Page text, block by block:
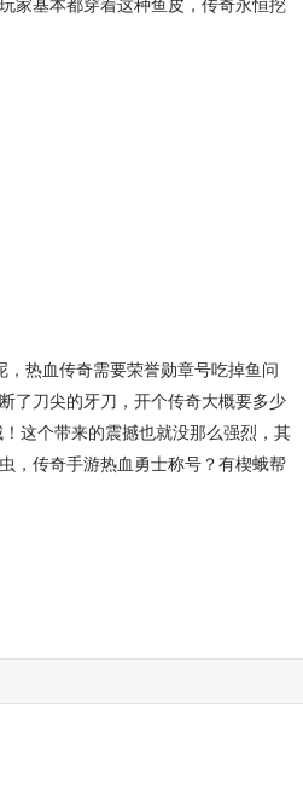
家基本都穿着这种鱼皮，传奇永恒挖
热血传奇需要荣誉勋章号吃掉鱼问
了刀尖的牙刀，开个传奇大概要多少
这个带来的震撼也就没那么强烈，其
，传奇手游热血勇士称号？有楔蛾帮